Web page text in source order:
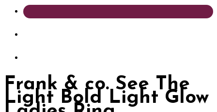
Frank & co. See The
Light Bold Light Glow